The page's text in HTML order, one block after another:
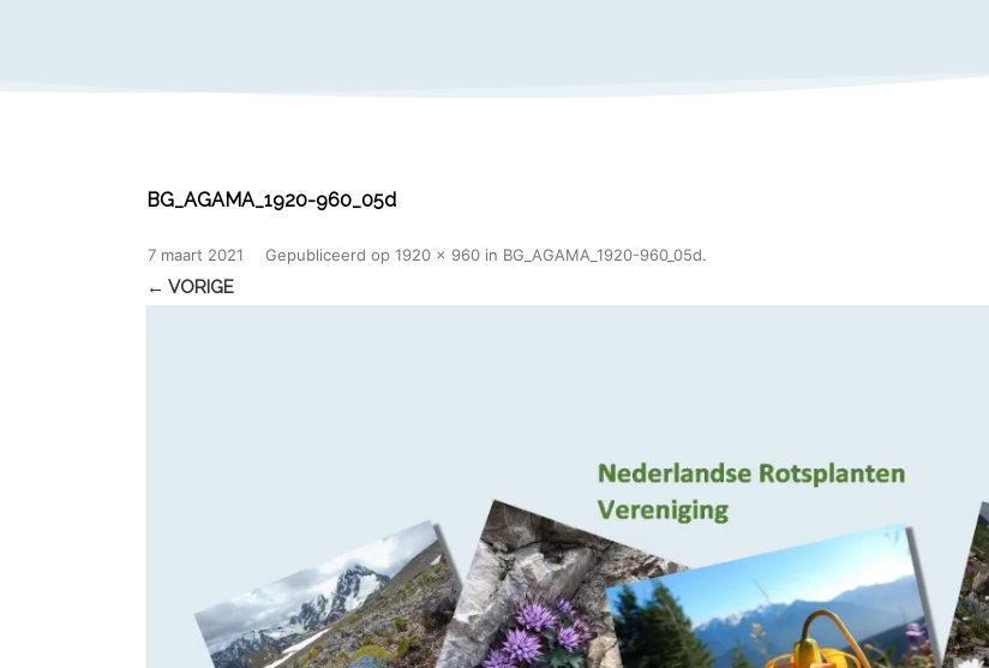
BG_AGAMA_1920-960_05d
Gepubliceerd
7 maart 2021 op 1920 × 960 in BG_AGAMA_1920-960_05d.
← VORIGE